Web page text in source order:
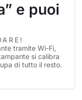
e puoi
tramite Wi-Fi,
si calibra
di tutto il resto.